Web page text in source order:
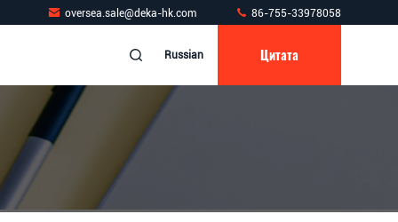
oversea.sale@deka-hk.com 86-755-33978058
Russian Цитата